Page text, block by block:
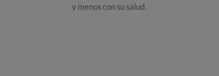
y menos con su salud.